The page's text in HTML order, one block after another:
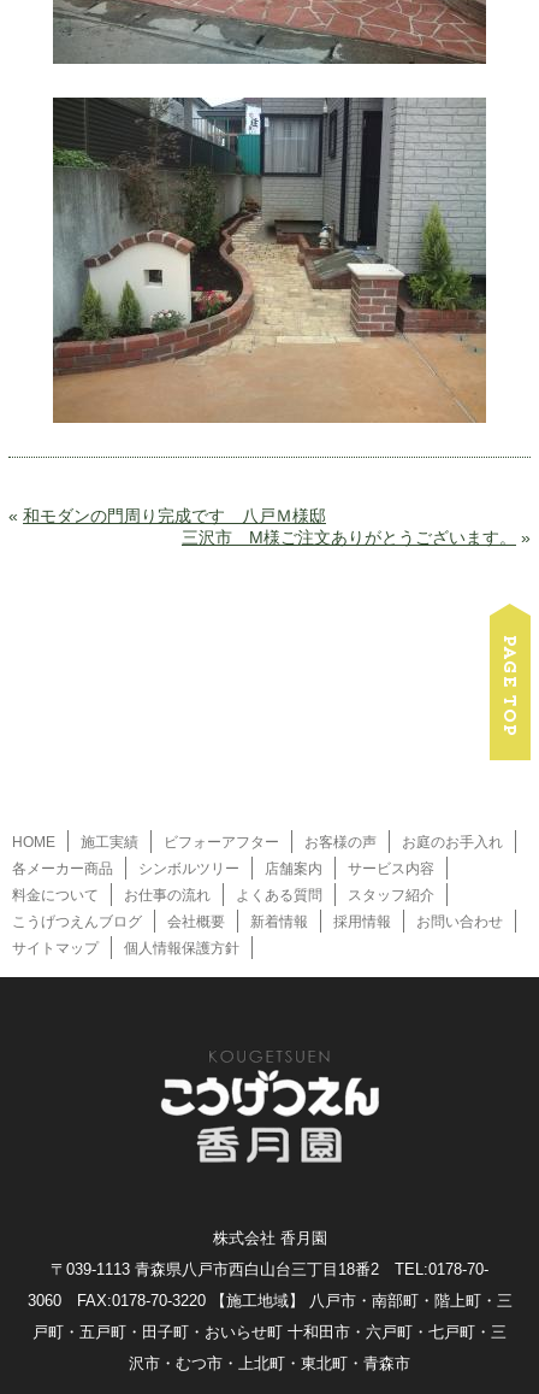
« 和モダンの門周り完成です 八戸Ｍ様邸
三沢市 M様ご注文ありがとうございます。
»
HOME 施工実績 ビフォーアフター お客様の声
お庭のお手入れ
各メーカー商品
シンボルツリー 店舗案内
サービス内容
料金について
お仕事の流れ よくある質問
スタッフ紹介
こうげつえんブログ
会社概要 新着情報 採用情報
お問い合わせ
サイトマップ
個人情報保護方針
株式会社 香月園
〒039-1113 青森県八戸市西白山台三丁目18番2 TEL:0178-70-
3060 FAX:0178-70-3220
【施工地域】 八戸市・南部町・階上町・三
戸町・五戸町・田子町・おいらせ町 十和田市・六戸町・七戸町・三
沢市・むつ市・上北町・東北町・青森市